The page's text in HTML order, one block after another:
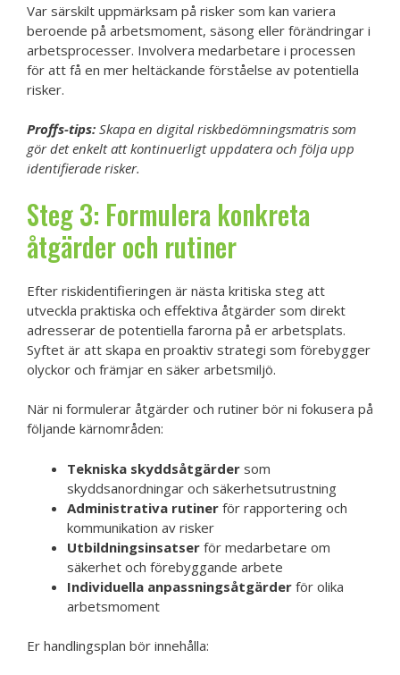
Var särskilt uppmärksam på risker som kan variera
beroende på arbetsmoment, säsong eller förändringar i
arbetsprocesser. Involvera medarbetare i processen
för att få en mer heltäckande förståelse av potentiella
risker.
Proffs-tips: Skapa en digital riskbedömningsmatris som
gör det enkelt att kontinuerligt uppdatera och följa upp
identifierade risker.
Steg 3: Formulera konkreta
åtgärder och rutiner
Efter riskidentifieringen är nästa kritiska steg att
utveckla praktiska och effektiva åtgärder som direkt
adresserar de potentiella farorna på er arbetsplats.
Syftet är att skapa en proaktiv strategi som förebygger
olyckor och främjar en säker arbetsmiljö.
När ni formulerar åtgärder och rutiner bör ni fokusera på
följande kärnområden:
Tekniska skyddsåtgärder som
skyddsanordningar och säkerhetsutrustning
Administrativa rutiner för rapportering och
kommunikation av risker
Utbildningsinsatser för medarbetare om
säkerhet och förebyggande arbete
Individuella anpassningsåtgärder för olika
arbetsmoment
Er handlingsplan bör innehålla: